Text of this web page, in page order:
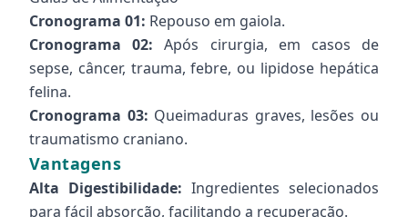
Cronograma 01: Repouso em gaiola.
Cronograma 02:Após cirurgia, em casos de
sepse, câncer, trauma, febre, ou lipidose hepática
felina.
Cronograma 03: Queimaduras graves, lesões ou
traumatismo craniano.
Vantagens
Alta Digestibilidade: Ingredientes selecionados
para fácil absorção, facilitando a recuperação.